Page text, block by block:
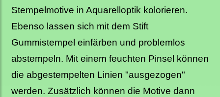
Stempelmotive in Aquarelloptik kolorieren.
Ebenso lassen sich mit dem Stift
Gummistempel einfärben und problemlos
abstempeln. Mit einem feuchten Pinsel können
die abgestempelten Linien "ausgezogen"
werden. Zusätzlich können die Motive dann